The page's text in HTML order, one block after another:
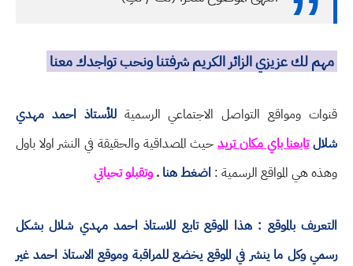
مهم لك عزيزي الزائر الكريم شرفتنا ونحب تواجدك معنا
قنوات ومواقع التواصل الاجتماعي الرسميةللأستاذ احمد مهدي
شلالتابعنا باي مكان تريدحيث المصداقية والحقيقة في النشر اولا باول
وهذه هي المواقع الرسمية : اضغط هنا .وتقبلو تحياتي
التعريف بالموقع : هذا الموقع تابع للاستاذ احمد مهدي شلال بشكل
رسمي وكل ما ينشر في الموقع يخضع للمراقبة وموقع الاستاذ احمد غير